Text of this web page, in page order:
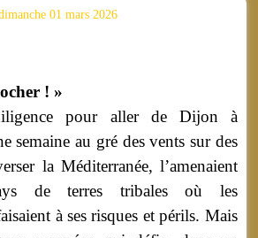
01 mars 2026
! »
pour aller de Dijon à
semaine au gré des vents sur des
la Méditerranée, l’amenaient
de terres tribales où les
à ses risques et périls. Mais